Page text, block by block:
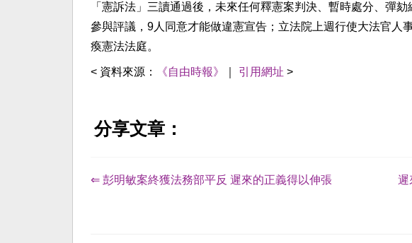
「憲訴法」三讀通過後，未來任何釋憲案判決、暫時處分、彈
參與評議，9人同意才能做違憲宣告；立法院上週行使大法官人
瘓憲法法庭。
< 資料來源： 《自由時報》 引用網址 >
分享文章：
⇐ 彭明敏案終獲法務部平反 遲來的正義得以伸張
遲